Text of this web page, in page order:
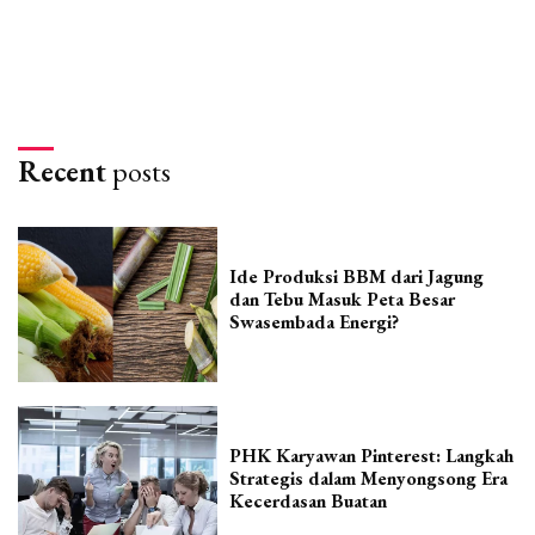
Recentposts
Ide Produksi BBM dari Jagung
dan Tebu Masuk Peta Besar
Swasembada Energi?
PHK Karyawan Pinterest: Langkah
Strategis dalam Menyongsong Era
Kecerdasan Buatan